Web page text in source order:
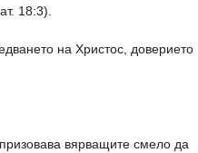
18:3).
на Христос, доверието
вярващите смело да